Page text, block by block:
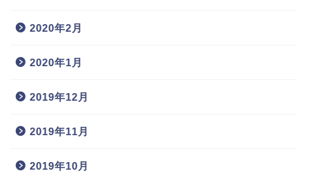
2020年2月
2020年1月
2019年12月
2019年11月
2019年10月